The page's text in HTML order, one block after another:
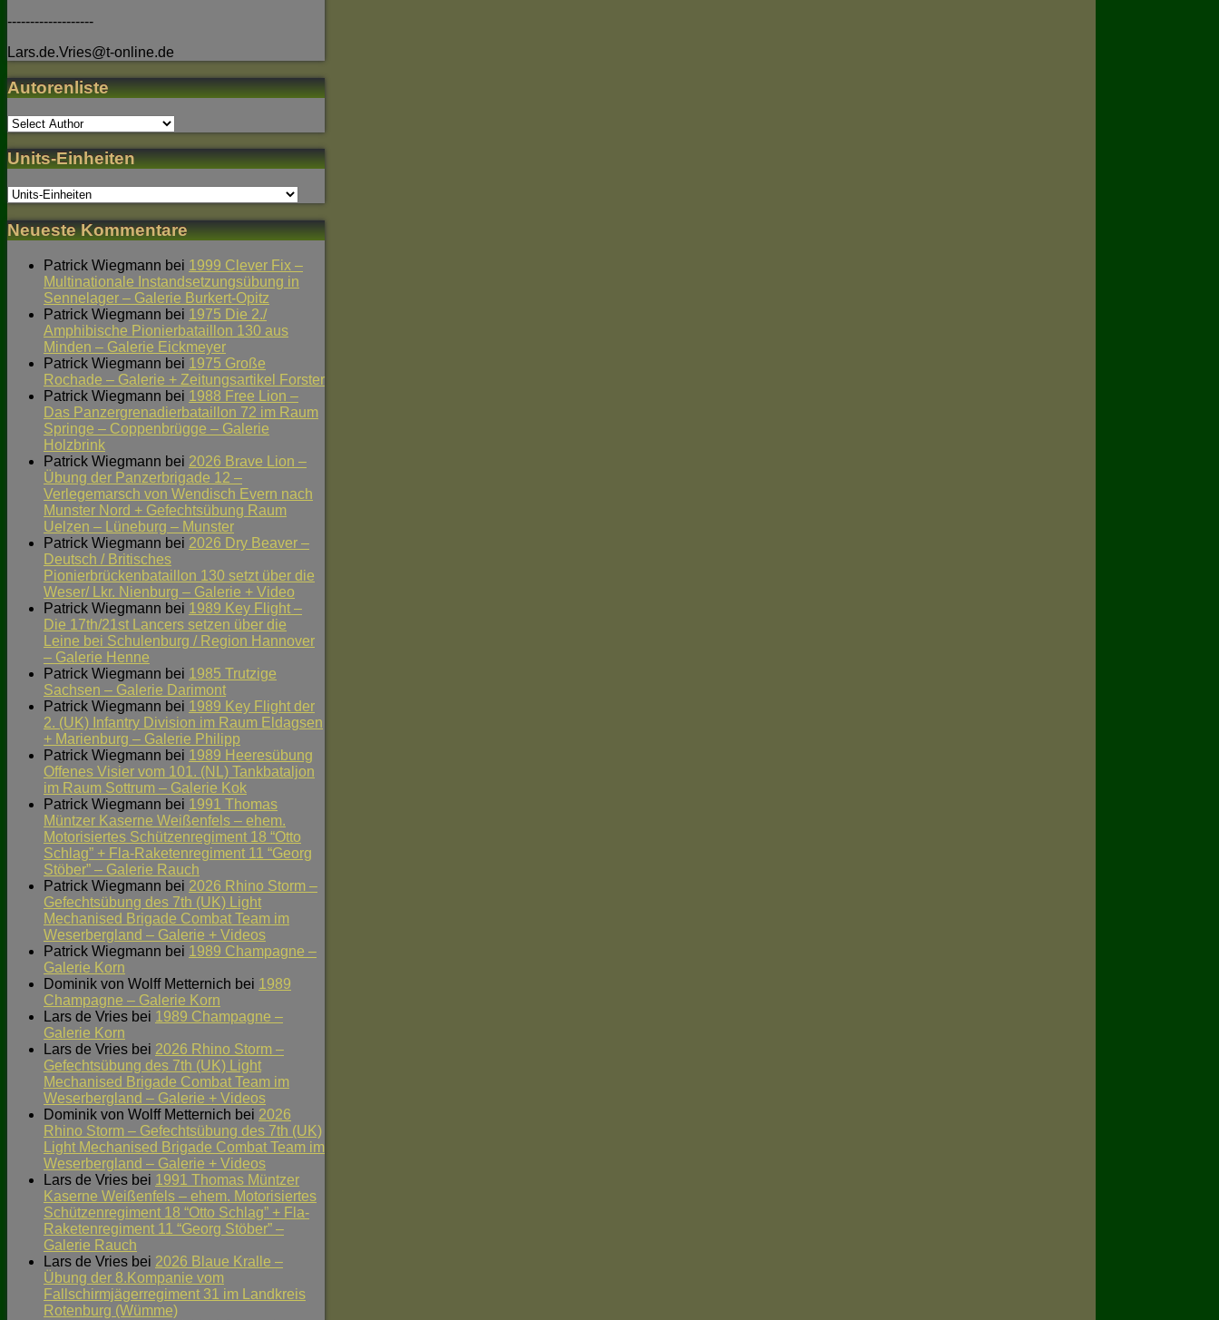
-------------------
Lars.de.Vries@t-online.de
Autorenliste
Units-Einheiten
Neueste Kommentare
Patrick Wiegmann bei 1999 Clever Fix –
Multinationale Instandsetzungsübung in
Sennelager – Galerie Burkert-Opitz
Patrick Wiegmann bei 1975 Die 2./
Amphibische Pionierbataillon 130 aus
Minden – Galerie Eickmeyer
Patrick Wiegmann bei 1975 Große
Rochade – Galerie + Zeitungsartikel Forster
Patrick Wiegmann bei 1988 Free Lion –
Das Panzergrenadierbataillon 72 im Raum
Springe – Coppenbrügge – Galerie
Holzbrink
Patrick Wiegmann bei 2026 Brave Lion –
Übung der Panzerbrigade 12 –
Verlegemarsch von Wendisch Evern nach
Munster Nord + Gefechtsübung Raum
Uelzen – Lüneburg – Munster
Patrick Wiegmann bei 2026 Dry Beaver –
Deutsch / Britisches
Pionierbrückenbataillon 130 setzt über die
Weser/ Lkr. Nienburg – Galerie + Video
Patrick Wiegmann bei 1989 Key Flight –
Die 17th/21st Lancers setzen über die
Leine bei Schulenburg / Region Hannover
– Galerie Henne
Patrick Wiegmann bei 1985 Trutzige
Sachsen – Galerie Darimont
Patrick Wiegmann bei 1989 Key Flight der
2. (UK) Infantry Division im Raum Eldagsen
+ Marienburg – Galerie Philipp
Patrick Wiegmann bei 1989 Heeresübung
Offenes Visier vom 101. (NL) Tankbataljon
im Raum Sottrum – Galerie Kok
Patrick Wiegmann bei 1991 Thomas
Müntzer Kaserne Weißenfels – ehem.
Motorisiertes Schützenregiment 18 “Otto
Schlag” + Fla-Raketenregiment 11 “Georg
Stöber” – Galerie Rauch
Patrick Wiegmann bei 2026 Rhino Storm –
Gefechtsübung des 7th (UK) Light
Mechanised Brigade Combat Team im
Weserbergland – Galerie + Videos
Patrick Wiegmann bei 1989 Champagne –
Galerie Korn
Dominik von Wolff Metternich bei 1989
Champagne – Galerie Korn
Lars de Vries bei 1989 Champagne –
Galerie Korn
Lars de Vries bei 2026 Rhino Storm –
Gefechtsübung des 7th (UK) Light
Mechanised Brigade Combat Team im
Weserbergland – Galerie + Videos
Dominik von Wolff Metternich bei 2026
Rhino Storm – Gefechtsübung des 7th (UK)
Light Mechanised Brigade Combat Team im
Weserbergland – Galerie + Videos
Lars de Vries bei 1991 Thomas Müntzer
Kaserne Weißenfels – ehem. Motorisiertes
Schützenregiment 18 “Otto Schlag” + Fla-
Raketenregiment 11 “Georg Stöber” –
Galerie Rauch
Lars de Vries bei 2026 Blaue Kralle –
Übung der 8.Kompanie vom
Fallschirmjägerregiment 31 im Landkreis
Rotenburg (Wümme)